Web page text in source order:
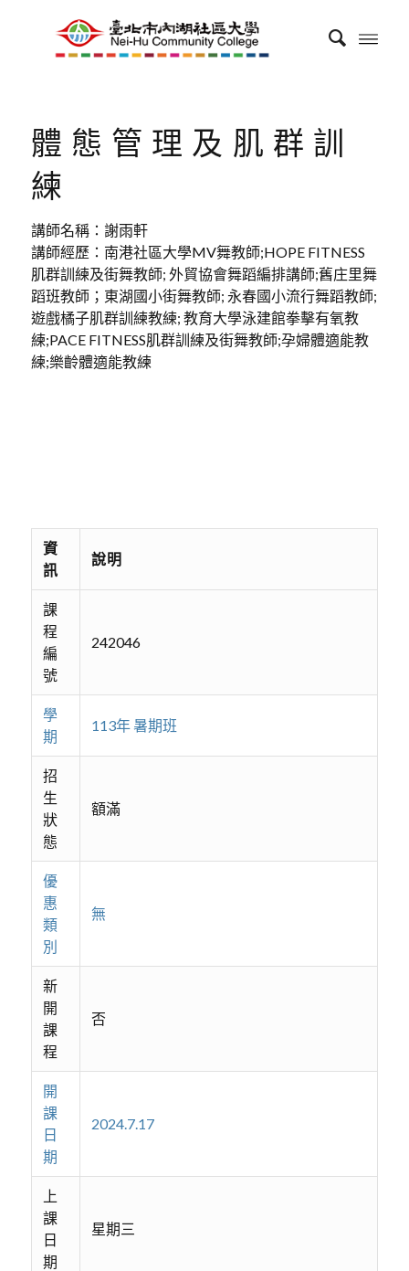
體態管理及肌群訓
練
講師名稱：謝雨軒
講師經歷：南港社區大學MV舞教師;HOPE FITNESS
肌群訓練及街舞教師; 外貿協會舞蹈編排講師;舊庄里舞
蹈班教師；東湖國小街舞教師; 永春國小流行舞蹈教師;
遊戲橘子肌群訓練教練; 教育大學泳建館拳擊有氧教
練;PACE FITNESS肌群訓練及街舞教師;孕婦體適能教
練;樂齡體適能教練
資
訊
說明
課
程
編
號
242046
學
期
113年 暑期班
招
生
狀
態
額滿
優
惠
類
別
無
新
開
課
程
否
開
課
日
期
2024.7.17
上
課
日
期
星期三